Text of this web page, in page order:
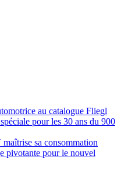
au catalogue Fliegl
pour les 30 ans du 900
sa consommation
pivotante pour le nouvel